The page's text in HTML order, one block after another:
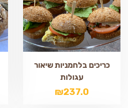
כריכים בלחמניות שיאור
עגולות
₪237.0